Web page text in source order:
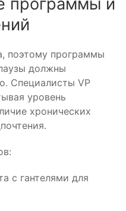
поэтому программы
должны
Специалисты VP
уровень
хронических
с гантелями для